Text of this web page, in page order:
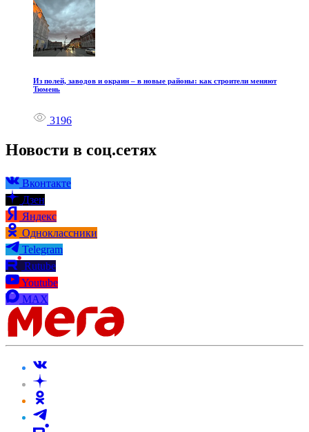
Из полей, заводов и окраин – в новые районы: как строители меняют
Тюмень
3196
Новости в соц.сетях
Вконтакте
Дзен
Яндекс
Одноклассники
Telegram
Rutube
Youtube
MAX